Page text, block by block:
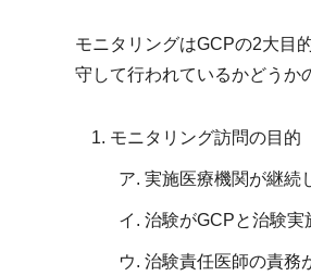
モニタリングはGCPの2大目
守して行われているかどうか
モニタリング訪問の目的
実施医療機関が継続
治験がGCPと治験実
治験責任医師の責務